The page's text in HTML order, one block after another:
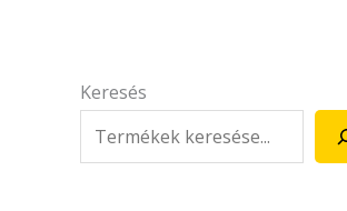
Keresés